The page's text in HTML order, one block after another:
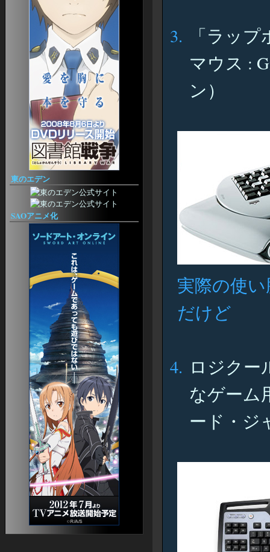
「ラッ
マウス :
ン）
実際の使
だけど
ロジクー
なゲーム
ード・ジ
from
doestheslotmachineworkdiffertlyifyouput$20or$110in
from
verifiedonlinecasinosaustralia
家具特化サイト
4Gamer
ブローカー価格情報
画面表示オプション設定ガイド
OHVITAE
EQ2Interface
スペル＆アーツ
EQ2 Spells III
EQ2 Craft
アーティザン
ら・もずくなEQ2
EQ2 Artisan
EQ2 Recipe
クエスト
EQ2JE @Wiki
べるめも
EQ2 M and Q
Allakhazam's EQII
Heritage
Prismatic
EQ2 OGaming
センスが無い！
アバウトなEQ2日記
EQ2ブログ集（ライブドア）
その他
EQ2用語集
EQⅡ日本語版【初心者ガイド】
An EverQuest Island
EQ2 Craft
EQII 研究所（仮）
EQII 日本語版メモ
ねっとげーむのえいかいわ。新版
ローブ画像コレクション
馬ガイド
EQ2 Raidmobs
EQ2ペットカタログ
東のエデン
SAOアニメ化